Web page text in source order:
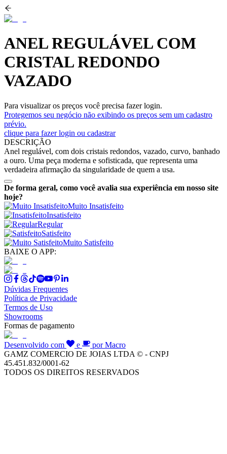
ANEL REGULÁVEL COM
CRISTAL REDONDO
VAZADO
Para visualizar os preços você precisa fazer login.
Protegemos seu negócio não exibindo os preços sem um cadastro
prévio.
clique para fazer login ou cadastrar
DESCRIÇÃO
Anel regulável, com dois cristais redondos, vazado, curvo, banhado
a ouro. Uma peça moderna e sofisticada, que representa uma
verdadeira afirmação da singularidade de quem a usa.
De forma geral, como você avalia sua experiência em nosso site
hoje?
Muito Insatisfeito
Insatisfeito
Regular
Satisfeito
Muito Satisfeito
BAIXE O APP:
Dúvidas Frequentes
Política de Privacidade
Termos de Uso
Showrooms
Formas de pagamento
Desenvolvido com e
por Macro
GAMZ COMERCIO DE JOIAS LTDA © - CNPJ
45.451.832/0001-62
TODOS OS DIREITOS RESERVADOS